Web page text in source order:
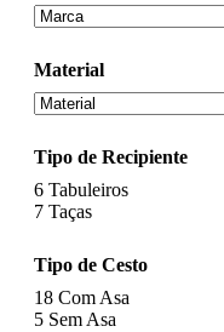
Material
Tipo de Recipiente
6 Tabuleiros
7 Taças
Tipo de Cesto
18 Com Asa
5 Sem Asa